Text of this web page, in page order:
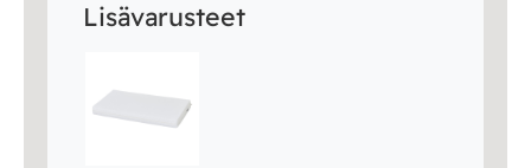
Lisävarusteet